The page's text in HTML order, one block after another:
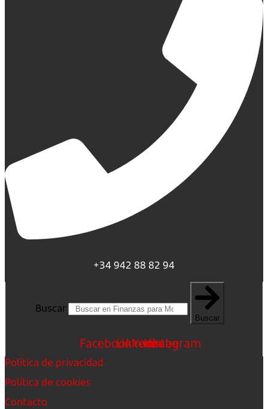
+34 942 88 82 94
Buscar
Buscar
FacebookLinkedin
Youtube
Instagram
Política de privacidad
Política de cookies
Contacto